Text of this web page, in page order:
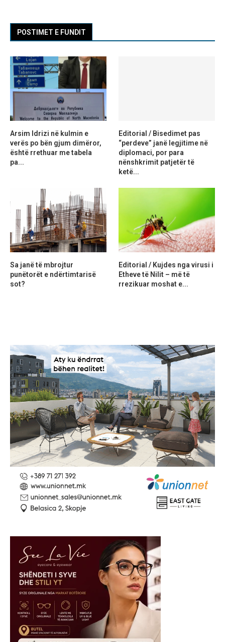
POSTIMET E FUNDIT
Arsim Idrizi në kulmin e
verës po bën gjum dimëror,
është rrethuar me tabela
pa...
Editorial / Bisedimet pas
“perdeve” janë legjitime në
diplomaci, por para
nënshkrimit patjetër të
ketë...
Sa janë të mbrojtur
punëtorët e ndërtimtarisë
sot?
Editorial / Kujdes nga virusi i
Etheve të Nilit – më të
rrezikuar moshat e...